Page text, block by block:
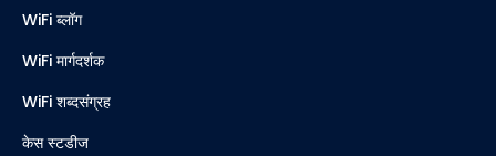
WiFi ब्लॉग
WiFi मार्गदर्शक
WiFi शब्दसंग्रह
केस स्टडीज